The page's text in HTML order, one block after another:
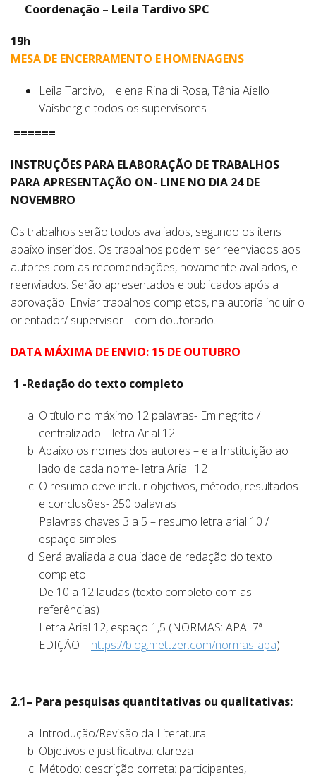
Coordenação – Leila Tardivo SPC
19h
MESA DE ENCERRAMENTO E HOMENAGENS
Leila Tardivo, Helena Rinaldi Rosa, Tânia Aiello
Vaisberg e todos os supervisores
======
INSTRUÇÕES PARA ELABORAÇÃO DE TRABALHOS
PARA APRESENTAÇÃO ON- LINE NO DIA 24 DE
NOVEMBRO
Os trabalhos serão todos avaliados, segundo os itens
abaixo inseridos. Os trabalhos podem ser reenviados aos
autores com as recomendações, novamente avaliados, e
reenviados. Serão apresentados e publicados após a
aprovação. Enviar trabalhos completos, na autoria incluir o
orientador/ supervisor – com doutorado.
DATA MÁXIMA DE ENVIO: 15 DE OUTUBRO
1 -Redação do texto completo
O título no máximo 12 palavras- Em negrito /
centralizado – letra Arial 12
Abaixo os nomes dos autores – e a Instituição ao
lado de cada nome- letra Arial 12
O resumo deve incluir objetivos, método, resultados
e conclusões- 250 palavras
Palavras chaves 3 a 5 – resumo letra arial 10 /
espaço simples
Será avaliada a qualidade de redação do texto
completo
De 10 a 12 laudas (texto completo com as
referências)
Letra Arial 12, espaço 1,5 (NORMAS: APA 7ª
EDIÇÃO – https://blog.mettzer.com/normas-apa)
2.1– Para pesquisas quantitativas ou qualitativas:
Introdução/Revisão da Literatura
Objetivos e justificativa: clareza
Método: descrição correta: participantes,